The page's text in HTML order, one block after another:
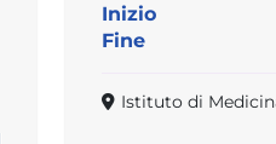
Inizio
Fine
Istituto di